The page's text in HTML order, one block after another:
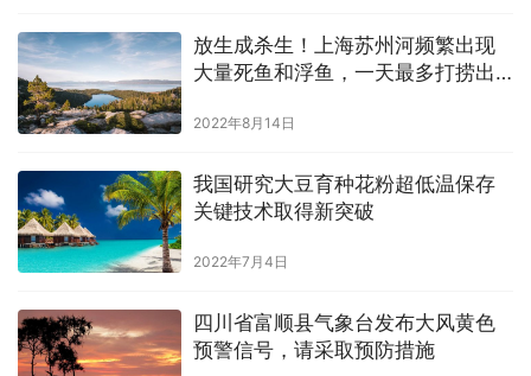
放生成杀生！上海苏州河频繁出现
大量死鱼和浮鱼，一天最多打捞出
2022年8月14日
我国研究大豆育种花粉超低温保存
关键技术取得新突破
2022年7月4日
四川省富顺县气象台发布大风黄色
预警信号，请采取预防措施